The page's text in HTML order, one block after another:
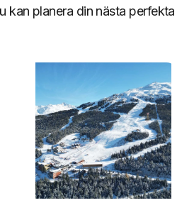
kan planera din nästa perfekta